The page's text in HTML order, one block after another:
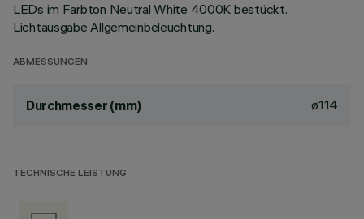
LEDs im Farbton Neutral White 4000K bestückt.
Lichtausgabe Allgemeinbeleuchtung.
ABMESSUNGEN
Durchmesser (mm) ø114
TECHNISCHE LEISTUNG